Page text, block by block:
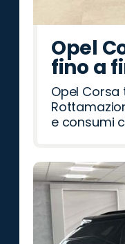
Opel
fino a
Opel
e consumi